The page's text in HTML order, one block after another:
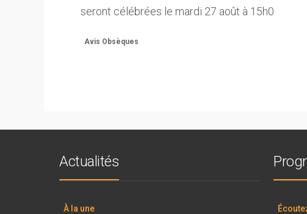
seront célébrées le mardi 27 août à 15h0
Avis Obsèques
Actualités
À la une